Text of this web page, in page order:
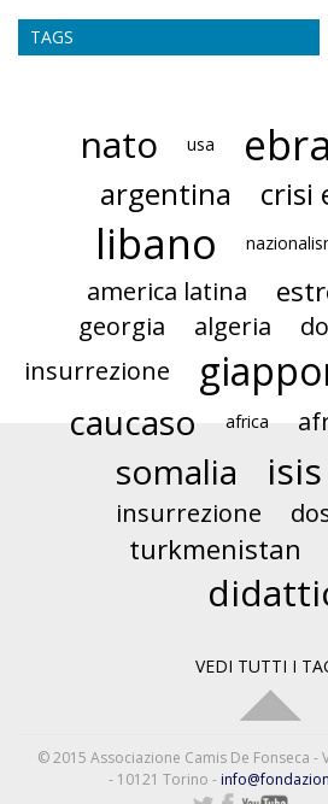
TAGS
nato usa
argentina crisi
libano
america latina
georgia algeria
insurrezione
caucaso africa
somalia isis
insurrezione
turkmenistan
VEDI TUTTI I
© 2015 Associazione Camis De Fonseca -
- 10121 Torino -